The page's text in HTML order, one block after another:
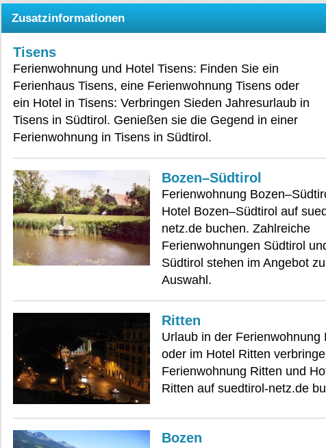
Zusatzinformationen
Tisens
Ferienwohnung und Hotel Tisens: Finden Sie ein
Ferienhaus Tisens, eine Ferienwohnung Tisens oder
ein Hotel in Tisens: Verbringen Sieden Jahresurlaub in
Tisens in Südtirol. Genießen sie die Gegend in einer
Ferienwohnung in Tisens in Südtirol.
Bozen–Südtirol
Ferienwohnung
Hotel Bozen–Südtirol auf
netz.de buchen. Zahlreiche
Ferienwohnungen Südtirol
Südtirol stehen im Angebot
Auswahl.
Ritten
Urlaub in der Ferienwohnung
oder im Hotel Ritten
Ferienwohnung Ritten und
Ritten auf suedtirol-netz.de
Bozen